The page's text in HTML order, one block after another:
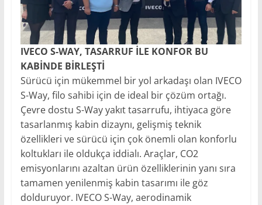
IVECO S-WAY, TASARRUF İLE KONFOR BU
KABİNDE BİRLEŞTİ
Sürücü için mükemmel bir yol arkadaşı olan IVECO
S-Way, filo sahibi için de ideal bir çözüm ortağı.
Çevre dostu S-Way yakıt tasarrufu, ihtiyaca göre
tasarlanmış kabin dizaynı, gelişmiş teknik
özellikleri ve sürücü için çok önemli olan konforlu
koltukları ile oldukça iddialı. Araçlar, CO2
emisyonlarını azaltan ürün özelliklerinin yanı sıra
tamamen yenilenmiş kabin tasarımı ile göz
dolduruyor. IVECO S-Way, aerodinamik